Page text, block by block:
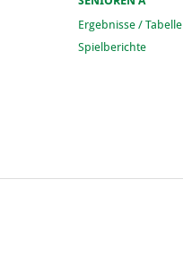
Ergebnisse / Tabelle
Spielberichte